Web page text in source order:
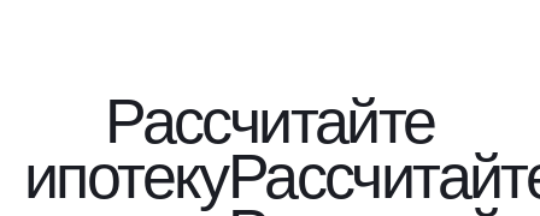
Рассчитайте
ипотеку